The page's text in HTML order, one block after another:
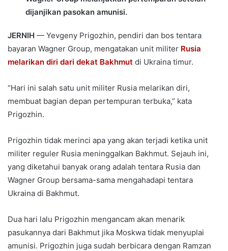
dijanjikan pasokan amunisi.
JERNIH — Yevgeny Prigozhin, pendiri dan bos tentara
bayaran Wagner Group, mengatakan unit militer Rusia
melarikan diri dari dekat Bakhmut di Ukraina timur.
“Hari ini salah satu unit militer Rusia melarikan diri,
membuat bagian depan pertempuran terbuka,” kata
Prigozhin.
Prigozhin tidak merinci apa yang akan terjadi ketika unit
militer reguler Rusia meninggalkan Bakhmut. Sejauh ini,
yang diketahui banyak orang adalah tentara Rusia dan
Wagner Group bersama-sama mengahadapi tentara
Ukraina di Bakhmut.
Dua hari lalu Prigozhin mengancam akan menarik
pasukannya dari Bakhmut jika Moskwa tidak menyuplai
amunisi. Prigozhin juga sudah berbicara dengan Ramzan